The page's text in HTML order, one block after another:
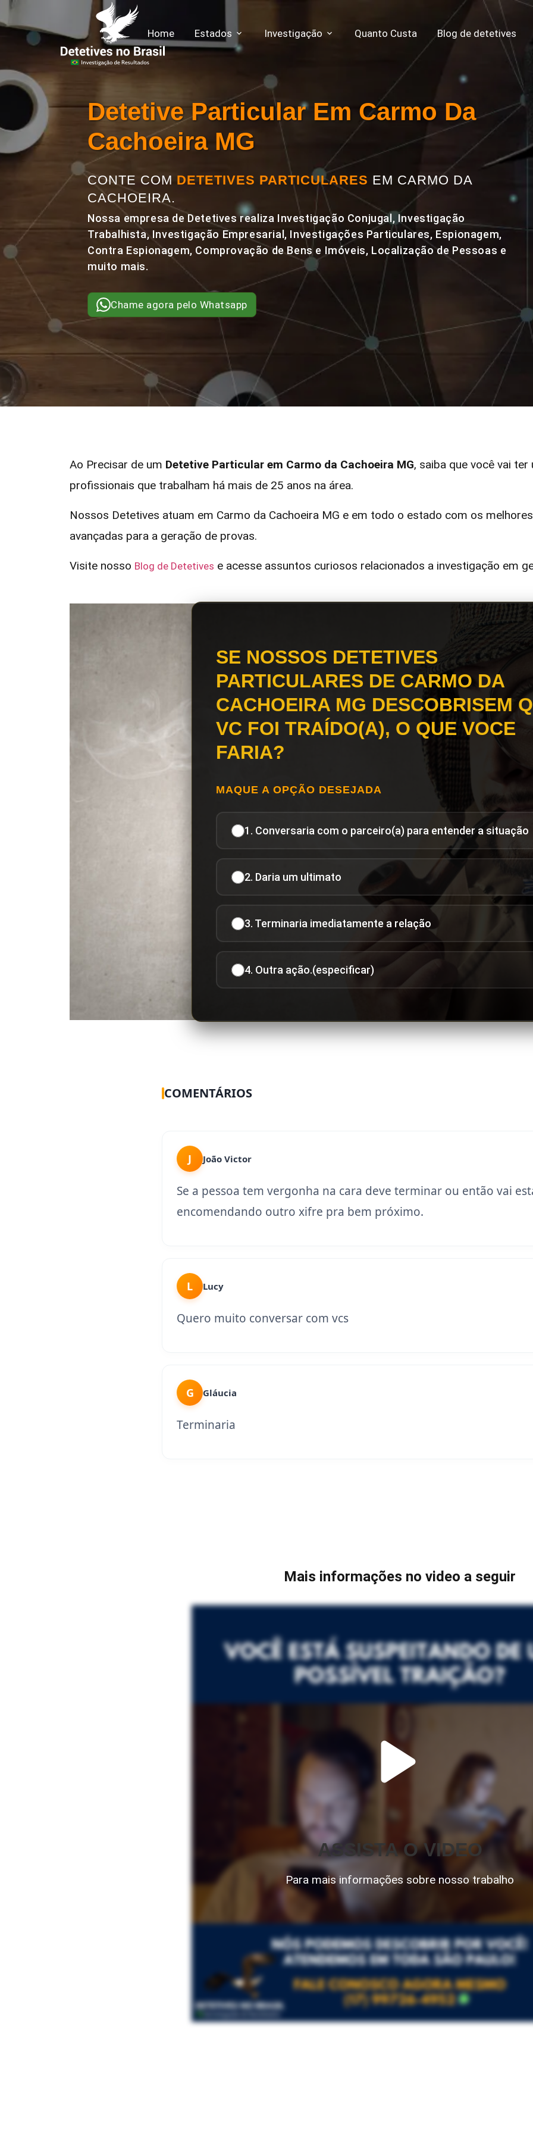
Home Estados Investigação Quanto Custa Blog de detetives
Detetive Particular Em Carmo Da
Cachoeira MG
CONTE COM DETETIVES PARTICULARES EM CARMO DA
CACHOEIRA.
Nossa empresa de Detetives realiza Investigação Conjugal, Investigação
Trabalhista, Investigação Empresarial, Investigações Particulares, Espionagem,
Contra Espionagem, Comprovação de Bens e Imóveis, Localização de Pessoas e
muito mais.
Chame agora pelo Whatsapp
Ao Precisar de um Detetive Particular em Carmo da Cachoeira MG, saiba que você vai
profissionais que trabalham há mais de 25 anos na área.
Nossos Detetives atuam em Carmo da Cachoeira MG e em todo o estado com os
avançadas para a geração de provas.
Visite nosso Blog de Detetives e acesse assuntos curiosos relacionados a investigação em
SE NOSSOS DETETIVES
PARTICULARES DE CARMO DA
CACHOEIRA MG DESCOBRISEM
VC FOI TRAÍDO(A), O QUE VOCE
FARIA?
MAQUE A OPÇÃO DESEJADA
1. Conversaria com o parceiro(a) para entender a situação
2. Daria um ultimato
3. Terminaria imediatamente a relação
4. Outra ação.(especificar)
COMENTÁRIOS
J João Victor
Se a pessoa tem vergonha na cara deve terminar ou então vai
encomendando outro xifre pra bem próximo.
L Lucy
Quero muito conversar com vcs
G Gláucia
Terminaria
Mais informações no video a seguir
ASSISTA O VIDEO
Para mais informações sobre nosso trabalho